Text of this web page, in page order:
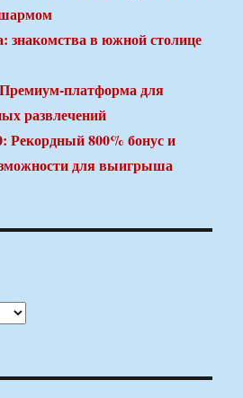
знакомства в южной столице
платформа для
развлечений
Рекордный 800% бонус и
для выигрыша